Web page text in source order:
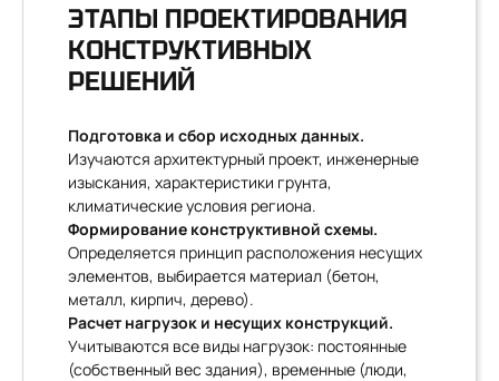
ЭТАПЫ ПРОЕКТИРОВАНИЯ
КОНСТРУКТИВНЫХ
РЕШЕНИЙ
Подготовка и сбор исходных данных.
Изучаются архитектурный проект, инженерные
изыскания, характеристики грунта,
климатические условия региона.
Формирование конструктивной схемы.
Определяется принцип расположения несущих
элементов, выбирается материал (бетон,
металл, кирпич, дерево).
Расчет нагрузок и несущих конструкций.
Учитываются все виды нагрузок: постоянные
(собственный вес здания), временные (люди,